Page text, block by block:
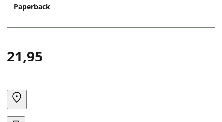
Paperback
21,95